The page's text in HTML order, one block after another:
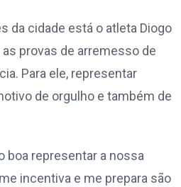
da cidade está o atleta Diogo
provas de arremesso de
Para ele, representar
de orgulho e também de
boa representar a nossa
incentiva e me prepara são